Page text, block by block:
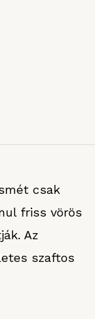
csak
friss vörös
Az
szaftos